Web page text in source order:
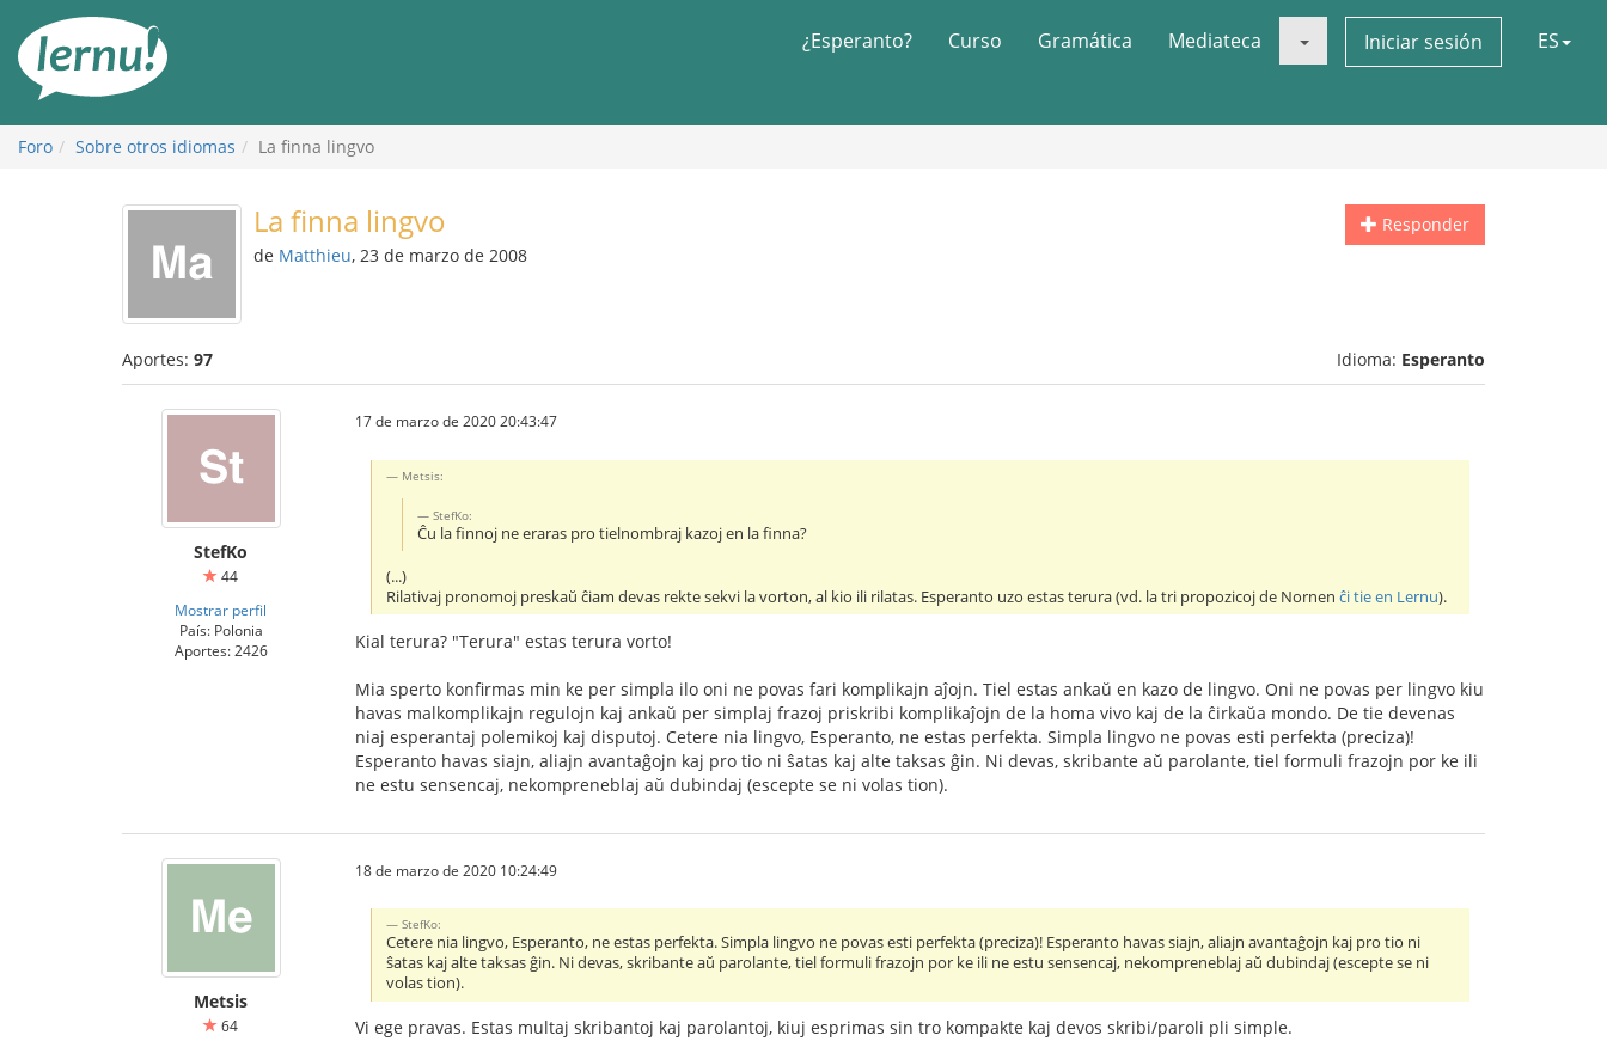
¿Esperanto? Curso Gramática Mediateca Iniciar sesión ES
Foro Sobre otros idiomas La finna lingvo
Responder
La finna lingvo
de Matthieu, 23 de marzo de 2008
Aportes: 97 Idioma: Esperanto
StefKo
44
Mostrar perfil
País: Polonia
Aportes: 2426
17 de marzo de 2020 20:43:47
Metsis:
StefKo:
Ĉu la finnoj ne eraras pro tielnombraj kazoj en la finna?
(...)
Rilativaj pronomoj preskaŭ ĉiam devas rekte sekvi la vorton, al kio ili rilatas. Esperanto uzo estas terura (vd. la tri propozicoj de Nornenĉi tie en Lernu).
Kial terura? "Terura" estas terura vorto!
Mia sperto konfirmas min ke per simpla ilo oni ne povas fari komplikajn aĵojn. Tiel estas ankaŭ en kazo de lingvo. Oni ne povas per lingvo kiu
havas malkomplikajn regulojn kaj ankaŭ per simplaj frazoj priskribi komplikaĵojn de la homa vivo kaj de la ĉirkaŭa mondo. De tie devenas
niaj esperantaj polemikoj kaj disputoj. Cetere nia lingvo, Esperanto, ne estas perfekta. Simpla lingvo ne povas esti perfekta (preciza)!
Esperanto havas siajn, aliajn avantaĝojn kaj pro tio ni ŝatas kaj alte taksas ĝin. Ni devas, skribante aŭ parolante, tiel formuli frazojn por ke ili
ne estu sensencaj, nekompreneblaj aŭ dubindaj (escepte se ni volas tion).
Metsis
64
18 de marzo de 2020 10:24:49
StefKo:
Cetere nia lingvo, Esperanto, ne estas perfekta. Simpla lingvo ne povas esti perfekta (preciza)! Esperanto havas siajn, aliajn avantaĝojn kaj pro tio ni
ŝatas kaj alte taksas ĝin. Ni devas, skribante aŭ parolante, tiel formuli frazojn por ke ili ne estu sensencaj, nekompreneblaj aŭ dubindaj (escepte se ni
volas tion).
Vi ege pravas. Estas multaj skribantoj kaj parolantoj, kiuj esprimas sin tro kompakte kaj devos skribi/paroli pli simple.